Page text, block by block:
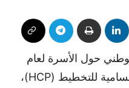
حول الأسرة لعام
2025، الصادر عن المندوبية السامية للتخطيط (HCP)،